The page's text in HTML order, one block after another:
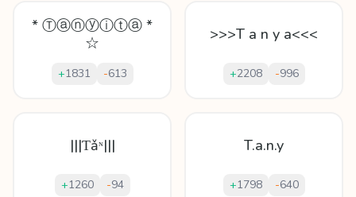
* Ⓣⓐⓝⓨⓘⓣⓐ *
☆
+1831 -613
>>>T a n y a<<<
+2208 -996
|||Ƭǎᶰ|||
+1260 -94
T.a.n.y
+1798 -640